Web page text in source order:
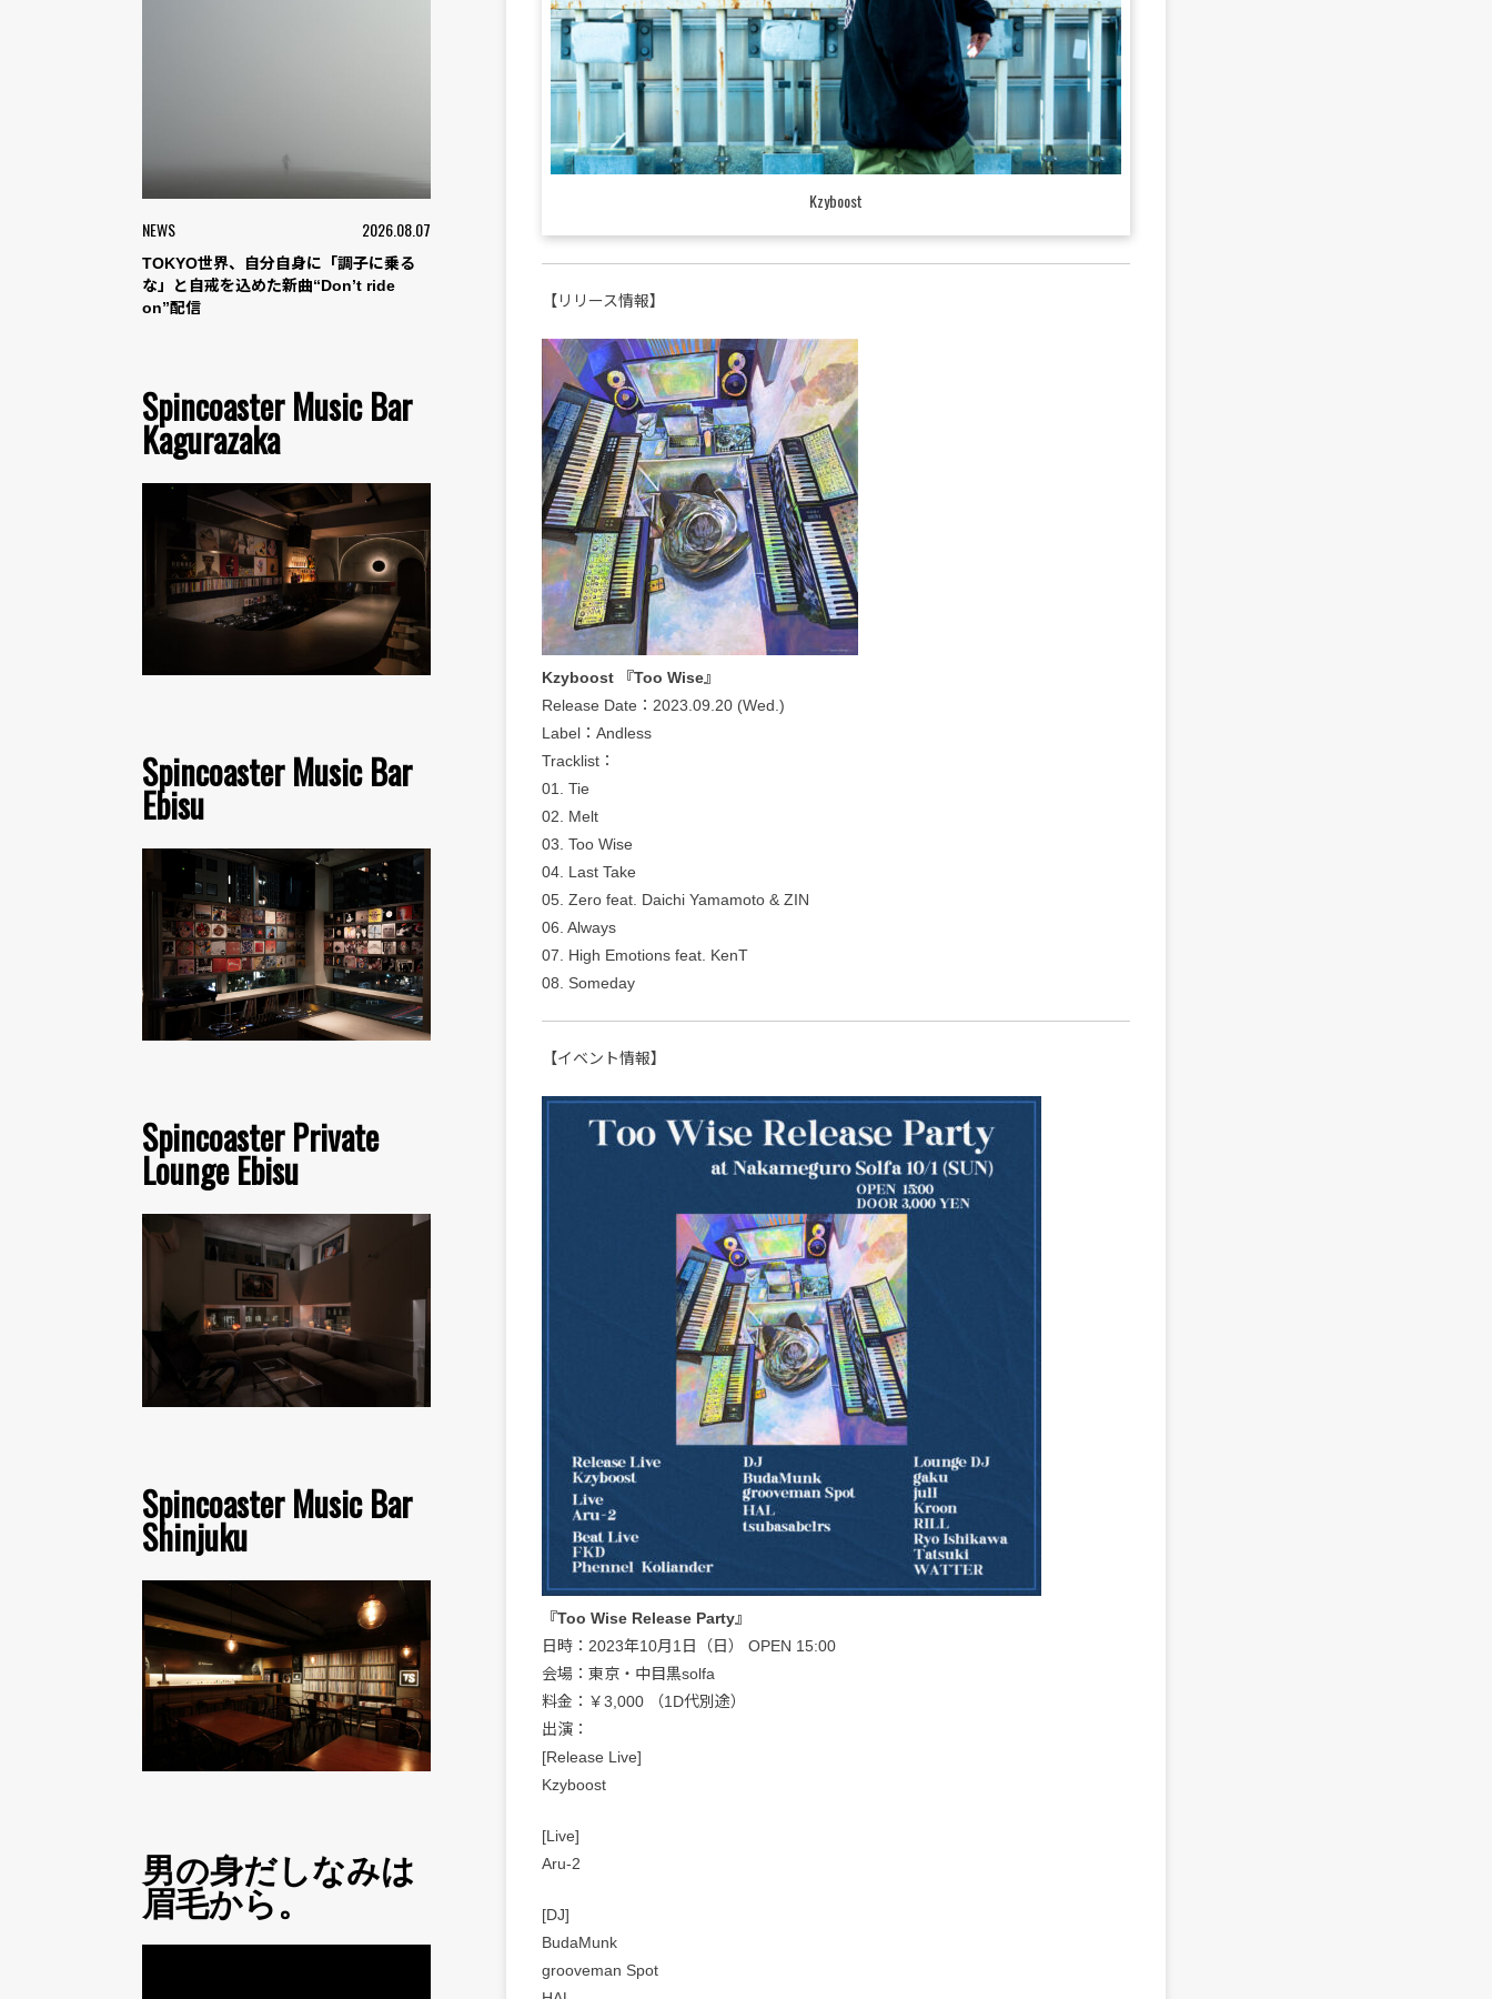
NEWS 2026.08.07
TOKYO世界、自分自身に「調子に乗る
な」と自戒を込めた新曲“Don’t ride
on”配信
Spincoaster Music Bar
Kagurazaka
Spincoaster Music Bar
Ebisu
Spincoaster Private
Lounge Ebisu
Spincoaster Music Bar
Shinjuku
男の身だしなみは
眉毛から。
Kzyboost
【リリース情報】
Kzyboost 『Too Wise』
Release Date：2023.09.20 (Wed.)
Label：Andless
Tracklist：
01. Tie
02. Melt
03. Too Wise
04. Last Take
05. Zero feat. Daichi Yamamoto & ZIN
06. Always
07. High Emotions feat. KenT
08. Someday
【イベント情報】
『Too Wise Release Party』
日時：2023年10月1日（日） OPEN 15:00
会場：東京・中目黒solfa
料金：￥3,000 （1D代別途）
出演：
[Release Live]
Kzyboost
[Live]
Aru-2
[DJ]
BudaMunk
grooveman Spot